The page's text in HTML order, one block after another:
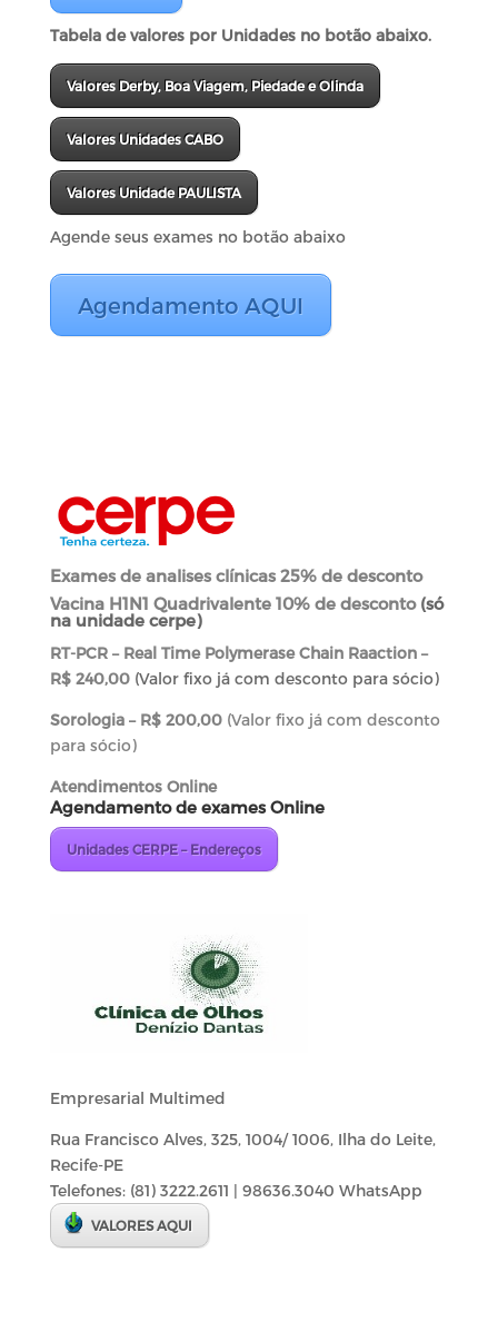
Tabela de valores por Unidades no botão abaixo.
Valores Derby, Boa Viagem, Piedade e Olinda
Valores Unidades CABO
Valores Unidade PAULISTA
Agende seus exames no botão abaixo
Agendamento AQUI
Exames de analises clínicas 25% de desconto
Vacina H1N1 Quadrivalente 10% de desconto(só
na unidade cerpe)
RT-PCR – Real Time Polymerase Chain Raaction –
R$ 240,00(Valor fixo já com desconto para sócio)
Sorologia – R$ 200,00 (Valor fixo já com desconto
para sócio)
Atendimentos Online
Agendamento de exames Online
Unidades CERPE – Endereços
Empresarial Multimed
Rua Francisco Alves, 325, 1004/ 1006, Ilha do Leite,
Recife-PE
Telefones: (81) 3222.2611 | 98636.3040 WhatsApp
VALORES AQUI